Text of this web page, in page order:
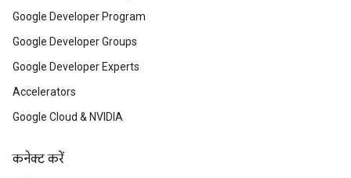
Google Developer Program
Google Developer Groups
Google Developer Experts
Accelerators
Google Cloud & NVIDIA
कनेक्ट करें